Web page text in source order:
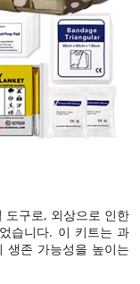
도구로, 외상으로 인한
습니다. 이 키트는 과
생존 가능성을 높이는